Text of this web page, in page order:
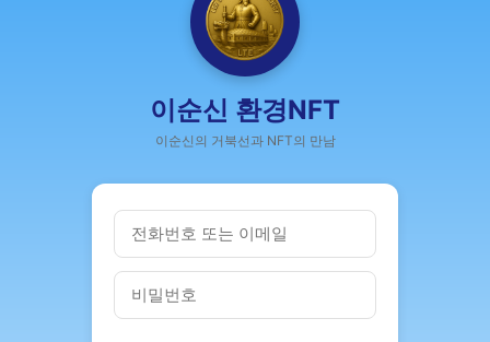
이순신 환경NFT
이순신의 거북선과 NFT의 만남